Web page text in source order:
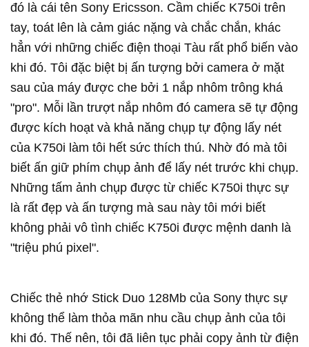
đó là cái tên Sony Ericsson. Cầm chiếc K750i trên
tay, toát lên là cảm giác nặng và chắc chắn, khác
hẳn với những chiếc điện thoại Tàu rất phổ biến vào
khi đó. Tôi đặc biệt bị ấn tượng bởi camera ở mặt
sau của máy được che bởi 1 nắp nhôm trông khá
"pro". Mỗi lần trượt nắp nhôm đó camera sẽ tự động
được kích hoạt và khả năng chụp tự động lấy nét
của K750i làm tôi hết sức thích thú. Nhờ đó mà tôi
biết ấn giữ phím chụp ảnh để lấy nét trước khi chụp.
Những tấm ảnh chụp được từ chiếc K750i thực sự
là rất đẹp và ấn tượng mà sau này tôi mới biết
không phải vô tình chiếc K750i được mệnh danh là
"triệu phú pixel".
Chiếc thẻ nhớ Stick Duo 128Mb của Sony thực sự
không thể làm thỏa mãn nhu cầu chụp ảnh của tôi
khi đó. Thế nên, tôi đã liên tục phải copy ảnh từ điện